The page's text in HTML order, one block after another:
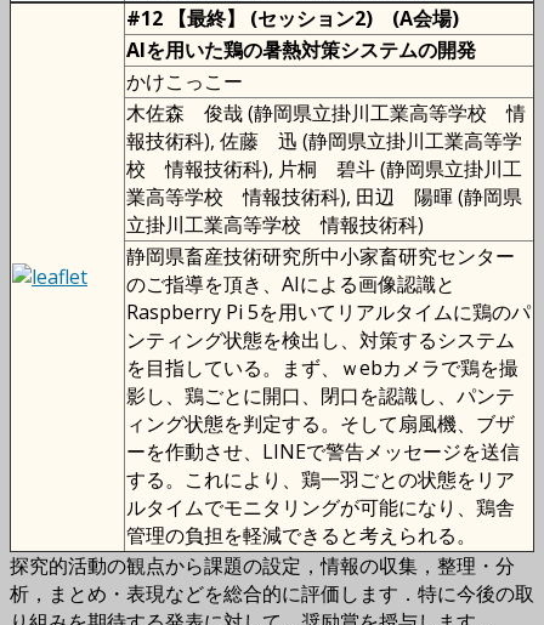
#12 【最終】 (セッション2) (A会場)
AIを用いた鶏の暑熱対策システムの開発
かけこっこー
木佐森 俊哉 (静岡県立掛川工業高等学校 情
報技術科), 佐藤 迅 (静岡県立掛川工業高等学
校 情報技術科), 片桐 碧斗 (静岡県立掛川工
業高等学校 情報技術科), 田辺 陽暉 (静岡県
立掛川工業高等学校 情報技術科)
静岡県畜産技術研究所中小家畜研究センター
のご指導を頂き、AIによる画像認識と
Raspberry Pi 5を用いてリアルタイムに鶏のパ
ンティング状態を検出し、対策するシステム
を目指している。まず、ｗebカメラで鶏を撮
影し、鶏ごとに開口、閉口を認識し、パンテ
ィング状態を判定する。そして扇風機、ブザ
ーを作動させ、LINEで警告メッセージを送信
する。これにより、鶏一羽ごとの状態をリア
ルタイムでモニタリングが可能になり、鶏舎
管理の負担を軽減できると考えられる。
探究的活動の観点から課題の設定，情報の収集，整理・分
析，まとめ・表現などを総合的に評価します．特に今後の取